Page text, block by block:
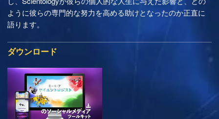
ように彼らの専門的な努力を高める助けとなったのか正直に
語ります。
ダウンロード